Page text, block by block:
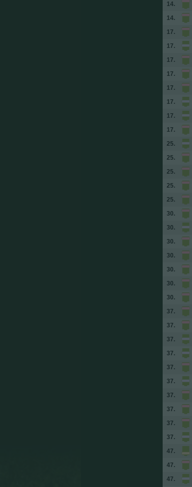
14.
14.
17.
17.
17.
17.
17.
17.
17.
17.
25.
25.
25.
25.
25.
30.
30.
30.
30.
30.
30.
30.
37.
37.
37.
37.
37.
37.
37.
37.
37.
37.
47.
47.
47.